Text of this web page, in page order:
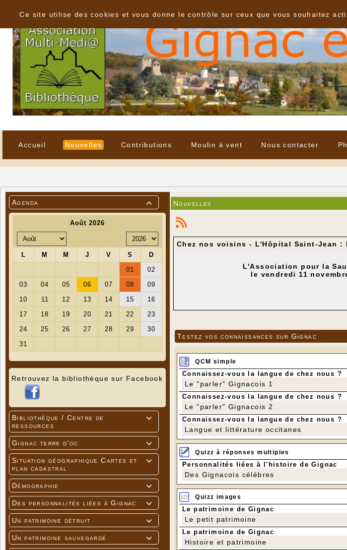
Accueil Nouvelles Contributions Moulin à vent Nous contacter

Agenda
Retrouvez la bibliothèque sur Facebook

Bibliothèque / Centre de
ressources

Gignac terre d'oc

Situation géographique Cartes et
plan cadastral

Démographie

Des personnalités liées à Gignac

Un patrimoine détruit

Un patrimoine sauvegardé
Nouvelles
Chez nos voisins - L'Hôpital Saint-Jean :
L'Association pour la
le vendredi 11
Pour ceux qui le souhaitent, à l'issue
ou par mail à
Testez vos connaissances sur Gignac
QCM simple
Connaissez-vous la langue de chez nous ?
Le "parler" Gignacois 1
Connaissez-vous la langue de chez nous ?
Le "parler" Gignacois 2
Connaissez-vous la langue de chez nous ?
Langue et littérature occitanes
Quizz à réponses multiples
Personnalités liées à l'histoire de Gignac
Des Gignacois célèbres
Quizz images
Le patrimoine de Gignac
Le petit patrimoine
Le patrimoine de Gignac
Histoire et patrimoine
Ce site utilise des cookies et vous donne le contrôle sur ceux que vous souhaitez